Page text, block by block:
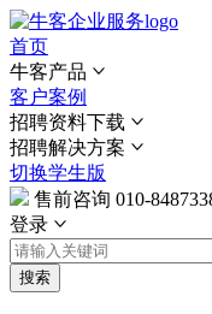
首页
牛客产品
客户案例
招聘资料下载
招聘解决方案
切换学生版
售前咨询 010-
登录
搜索